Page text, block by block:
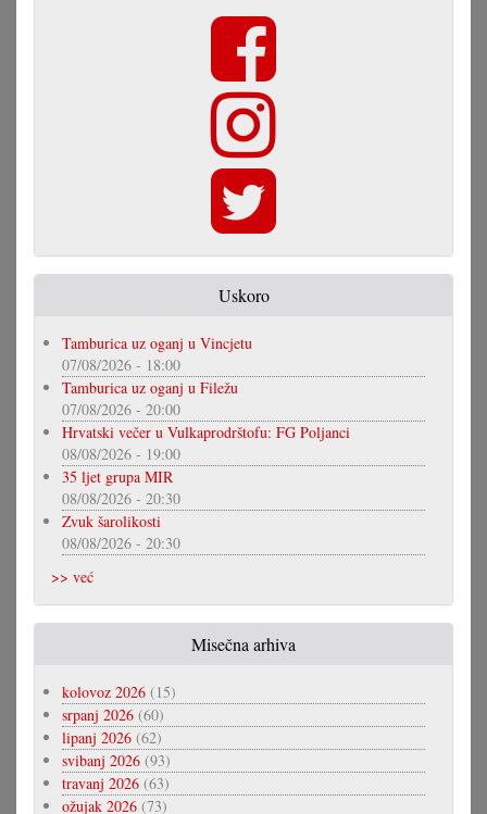
Uskoro
Tamburica uz oganj u Vincjetu
07/08/2026 - 18:00
Tamburica uz oganj u Filežu
07/08/2026 - 20:00
Hrvatski večer u Vulkaprodrštofu: FG Poljanci
08/08/2026 - 19:00
35 ljet grupa MIR
08/08/2026 - 20:30
Zvuk šarolikosti
08/08/2026 - 20:30
>> već
Misečna arhiva
kolovoz 2026 (15)
srpanj 2026 (60)
lipanj 2026 (62)
svibanj 2026 (93)
travanj 2026 (63)
ožujak 2026 (73)